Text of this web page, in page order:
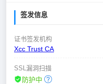
签发信息
证书签发机构
Xcc Trust CA
SSL漏洞扫描
防护中